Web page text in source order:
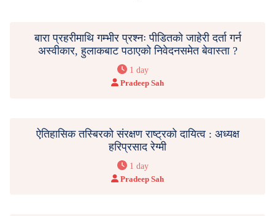
बारा प्रहरीमाथि गम्भीर प्रश्नः पीडितको जाहेरी दर्ता गर्न
अस्वीकार, हुलाकबाट पठाएको निवेदनसमेत बेवास्ता ?
1 day
Pradeep Sah
ऐतिहासिक तस्बिरको संरक्षण राष्ट्रको दायित्व : अध्यक्ष
हरिप्रसाद रेग्मी
1 day
Pradeep Sah